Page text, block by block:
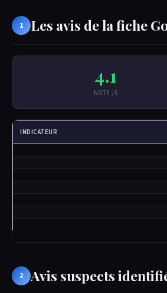
1 Les avis de la fiche
4.1
NOTE /5
INDICATEUR
2 Avis suspects